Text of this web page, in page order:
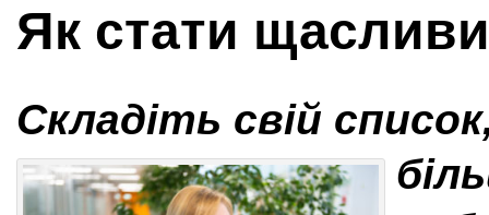
Як стати
Складіть свій